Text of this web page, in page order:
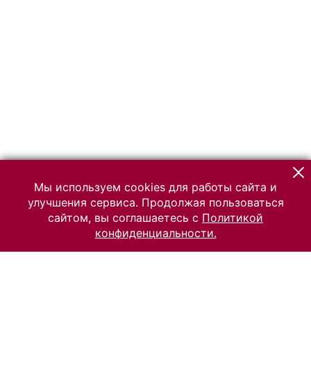
Мы используем cookies для работы сайта и
улучшения сервиса. Продолжая пользоваться
сайтом, вы соглашаетесь с Политикой
конфиденциальности.